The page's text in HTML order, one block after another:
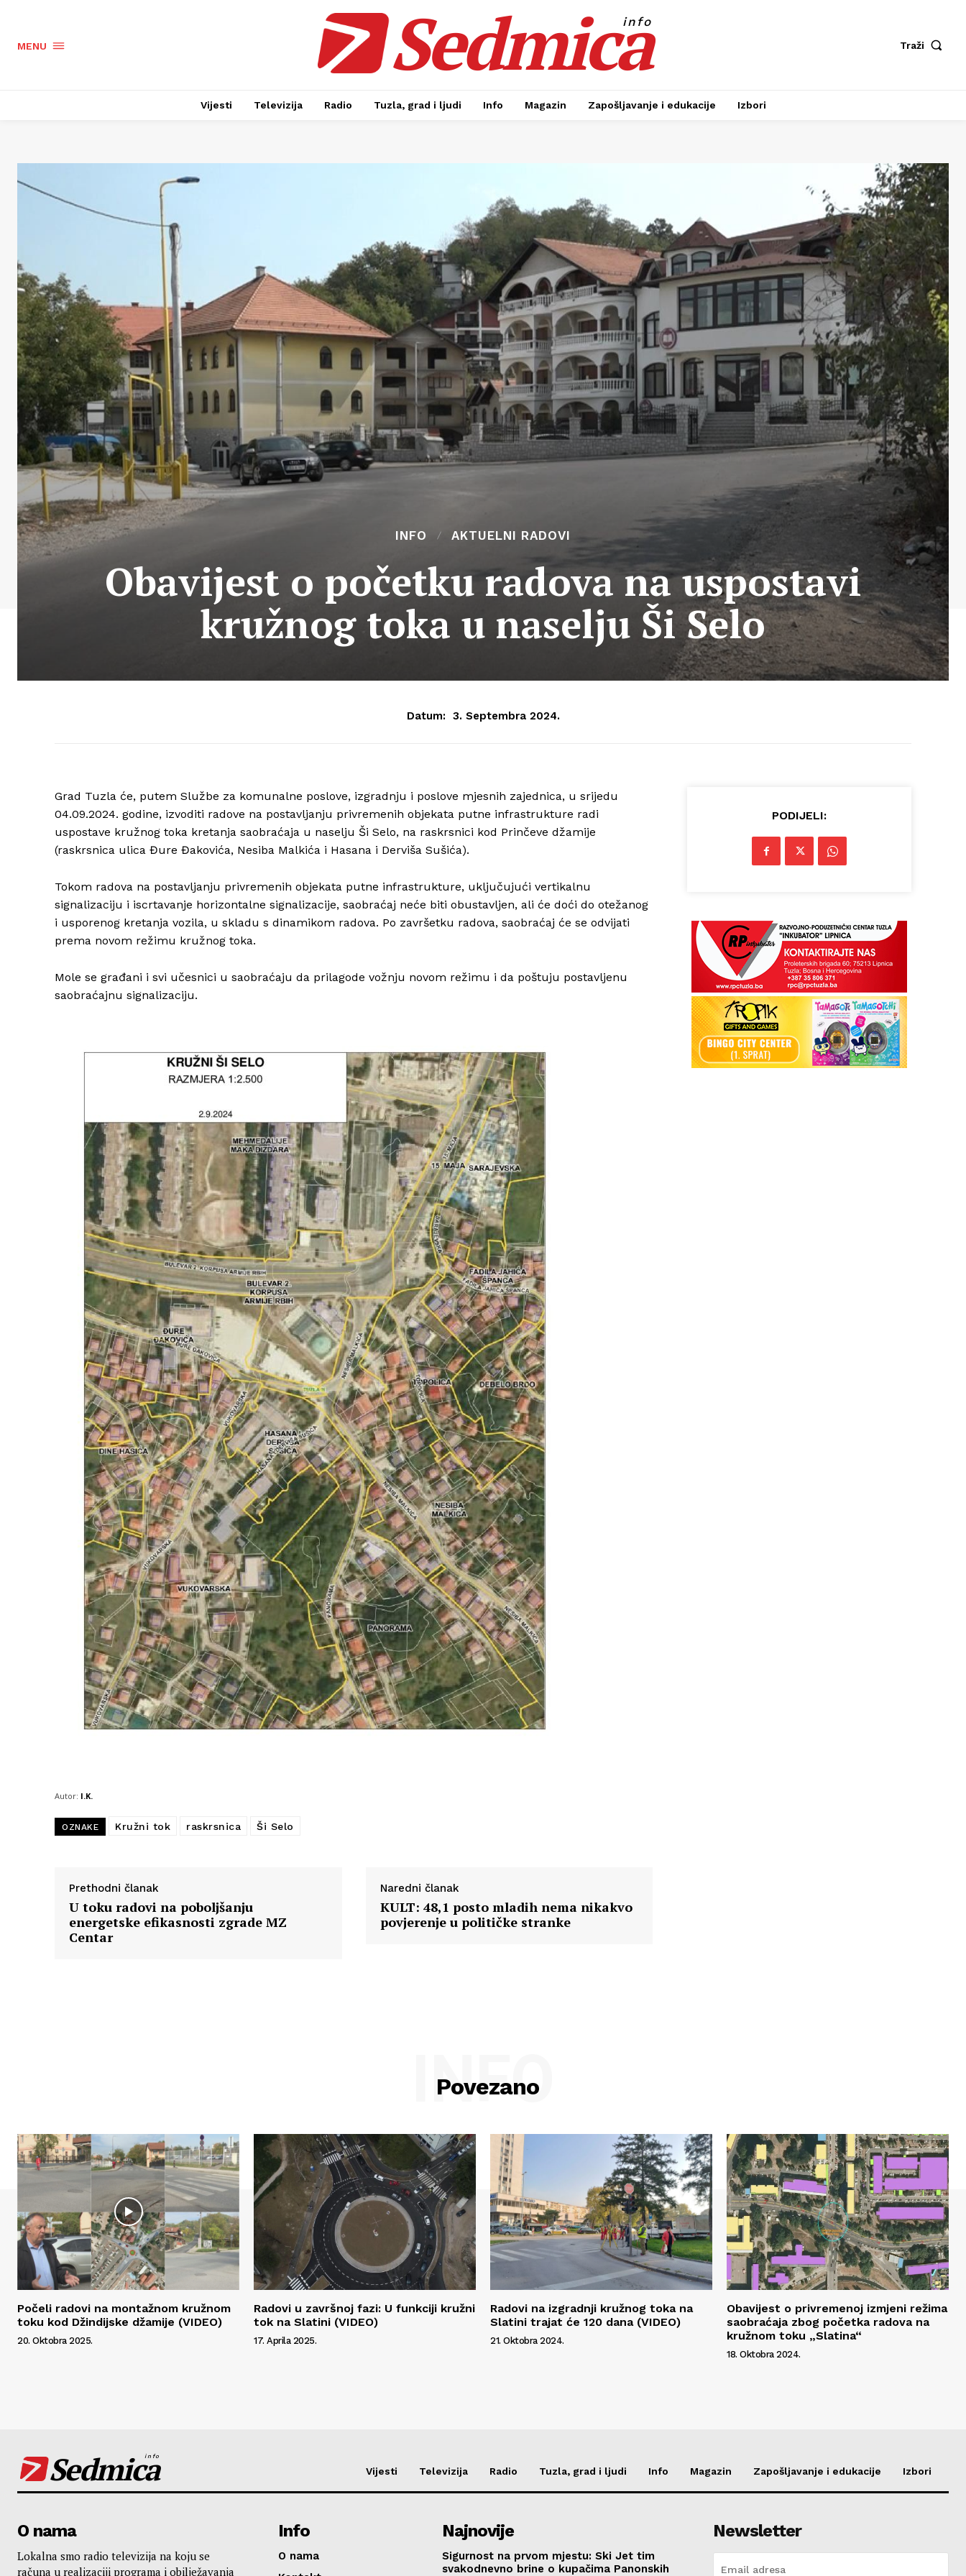
Info
O nama
Kontakt
Impressum
MENU Sedmica
info
Traži
Vijesti Televizija Radio Tuzla, grad i ljudi Info Magazin Zapošljavanje i edukacije Izbori
INFO AKTUELNI RADOVI
Obavijest o početku radova na uspostavi
kružnog toka u naselju Ši Selo
Datum: 3. Septembra 2024.
Grad Tuzla će, putem Službe za komunalne poslove, izgradnju i poslove mjesnih zajednica, u srijedu
04.09.2024. godine, izvoditi radove na postavljanju privremenih objekata putne infrastrukture radi
uspostave kružnog toka kretanja saobraćaja u naselju Ši Selo, na raskrsnici kod Prinčeve džamije
(raskrsnica ulica Đure Đakovića, Nesiba Malkića i Hasana i Derviša Sušića).
Tokom radova na postavljanju privremenih objekata putne infrastrukture, uključujući vertikalnu
signalizaciju i iscrtavanje horizontalne signalizacije, saobraćaj neće biti obustavljen, ali će doći do otežanog
i usporenog kretanja vozila, u skladu s dinamikom radova. Po završetku radova, saobraćaj će se odvijati
prema novom režimu kružnog toka.
Mole se građani i svi učesnici u saobraćaju da prilagode vožnju novom režimu i da poštuju postavljenu
saobraćajnu signalizaciju.
Autor: I.K.
OZNAKE Kružni tok raskrsnica Ši Selo
Prethodni članak
U toku radovi na poboljšanju
energetske efikasnosti zgrade MZ
Centar
Naredni članak
KULT: 48,1 posto mladih nema nikakvo
povjerenje u političke stranke
PODIJELI:
Povezano
INFO
Počeli radovi na montažnom kružnom
toku kod Džindijske džamije (VIDEO)
20. Oktobra 2025.
Radovi u završnoj fazi: U funkciji kružni
tok na Slatini (VIDEO)
17. Aprila 2025.
Radovi na izgradnji kružnog toka na
Slatini trajat će 120 dana (VIDEO)
21. Oktobra 2024.
Obavijest o privremenoj izmjeni režima
saobraćaja zbog početka radova na
kružnom toku „Slatina“
18. Oktobra 2024.
Sedmica
info
Vijesti Televizija Radio Tuzla, grad i ljudi Info Magazin Zapošljavanje i edukacije Izbori
O nama
Lokalna smo radio televizija na koju se
računa u realizaciji programa i obilježavanja
Info
O nama
Najnovije
Sigurnost na prvom mjestu: Ski Jet tim
svakodnevno brine o kupačima Panonskih
Newsletter